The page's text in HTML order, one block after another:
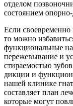
отделом
состоянием
Если
то можно
функциональные
пережевывание и
стираемостью
дикции и
нашей клинике
составляет план
которые могут